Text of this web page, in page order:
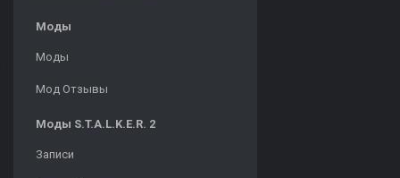
Моды
Моды
Мод Отзывы
Моды S.T.A.L.K.E.R. 2
Записи